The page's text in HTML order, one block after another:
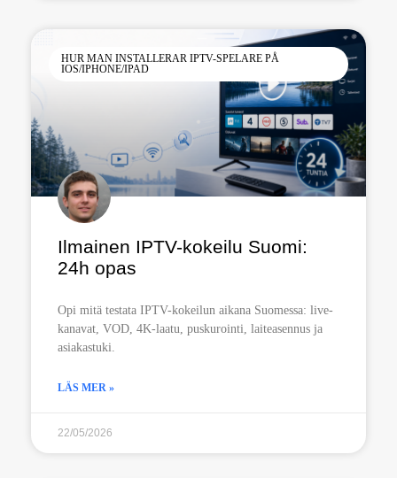
HUR MAN INSTALLERAR IPTV-SPELARE PÅ
IOS/IPHONE/IPAD
Ilmainen IPTV-kokeilu Suomi:
24h opas
Opi mitä testata IPTV-kokeilun aikana Suomessa: live-
kanavat, VOD, 4K-laatu, puskurointi, laiteasennus ja
asiakastuki.
LÄS MER »
22/05/2026